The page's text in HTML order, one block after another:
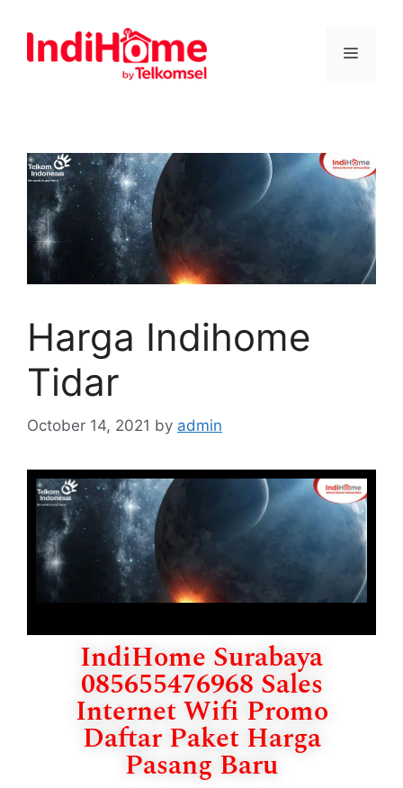
Harga Indihome
Tidar
October 14, 2021 by admin
IndiHome Surabaya
085655476968 Sales
Internet Wifi Promo
Daftar Paket Harga
Pasang Baru